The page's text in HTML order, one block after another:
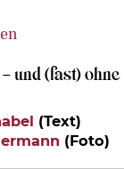
und (fast)
(Text)
(Foto)